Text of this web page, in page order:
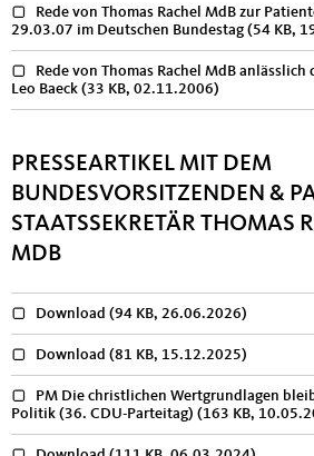
Rede von Thomas Rachel MdB zur
29.03.07 im Deutschen Bundestag (54 KB,
Rede von Thomas Rachel MdB anlässlich
Leo Baeck (33 KB, 02.11.2006)
PRESSEARTIKEL MIT DEM
BUNDESVORSITZENDEN &
STAATSSEKRETÄR THOMAS
MDB
Download (94 KB, 26.06.2026)
Download (81 KB, 15.12.2025)
PM Die christlichen Wertgrundlagen
Politik (36. CDU-Parteitag) (163 KB,